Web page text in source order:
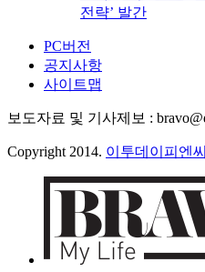
전략’ 발간
PC버전
공지사항
사이트맵
보도자료 및 기사제보 :
Copyright 2014. 이투데이피엔씨